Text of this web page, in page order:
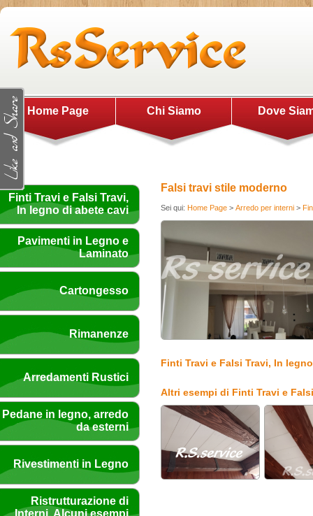
Home Page Chi Siamo Dove
Finti Travi e Falsi Travi,
In legno di abete cavi
Pavimenti in Legno e
Laminato
Cartongesso
Rimanenze
Arredamenti Rustici
Pedane in legno, arredo
da esterni
Rivestimenti in Legno
Ristrutturazione di
Interni, Alcuni esempi
Falsi travi stile moderno
Sei qui: Home Page > Arredo per interni >
Finti Travi e Falsi Travi, In
Altri esempi di Finti Travi e